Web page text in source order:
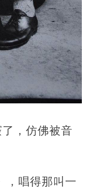
，仿佛被音
，唱得那叫一